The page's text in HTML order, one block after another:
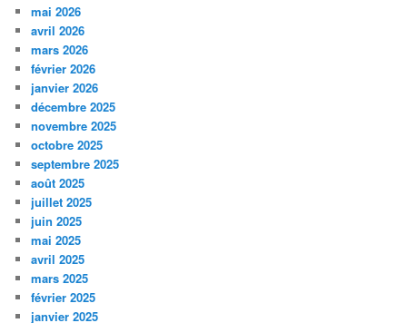
mai 2026
avril 2026
mars 2026
février 2026
janvier 2026
décembre 2025
novembre 2025
octobre 2025
septembre 2025
août 2025
juillet 2025
juin 2025
mai 2025
avril 2025
mars 2025
février 2025
janvier 2025